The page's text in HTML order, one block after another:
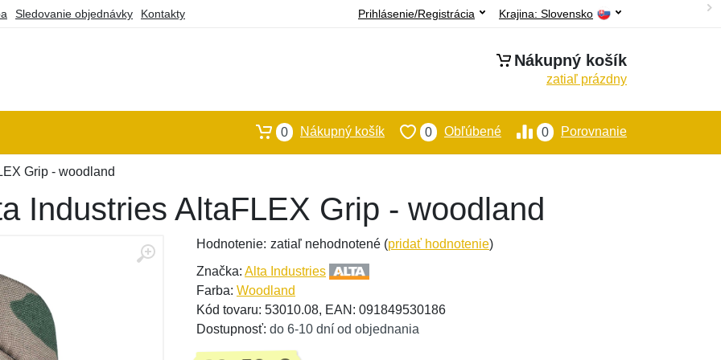
Sledovanie objednávky Kontakty Krajina: Slovensko
Prihlásenie/Registrácia
Nákupný košík
zatiaľ prázdny
0 Porovnanie
0 Obľúbené
0 Nákupný košík
Grip - woodland
Industries AltaFLEX Grip - woodland
Hodnotenie: zatiaľ nehodnotené (pridať hodnotenie)
Značka: Alta Industries
Farba: Woodland
Kód tovaru: 53010.08, EAN: 091849530186
Dostupnosť: do 6-10 dní od objednania